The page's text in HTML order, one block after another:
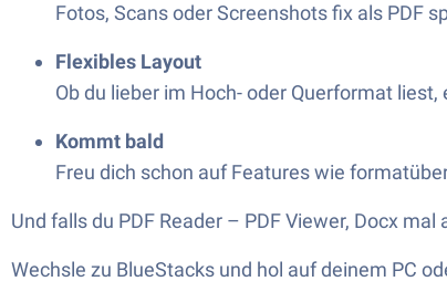
Fotos, Scans oder Screenshots fix als PDF
Flexibles Layout
Ob du lieber im Hoch- oder Querformat
Kommt bald
Freu dich schon auf Features wie
Und falls du PDF Reader – PDF Viewer, Docx
Wechsle zu BlueStacks und hol auf deinem PC